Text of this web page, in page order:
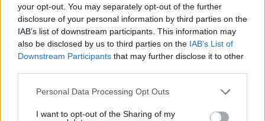
your opt-out. You may separately opt-out of the further
disclosure of your personal information by third parties on the
IAB’s list of downstream participants. This information may
also be disclosed by us to third parties on the IAB’s List of
Downstream Participants that may further disclose it to other
Please note that this website/app uses one or more Google
not limited to your visit or usage behaviour. You may click to
Personal Data Processing Opt Outs
I want to opt-out of the Sharing of my
Από τη Μόρια στον γάμο, τη ΜΚΟ και την
κατηγορία για φόνο: Η σκοτεινή διαδρομή του
26χρονου Αφγανού που σκότωσε τη Βρετανίδα
στην Κυψέλη
08.08.2026, 12:18